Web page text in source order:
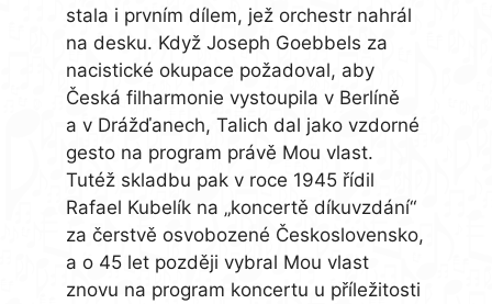
stala i prvním dílem, jež orchestr nahrál
na desku. Když Joseph Goebbels za
nacistické okupace požadoval, aby
Česká filharmonie vystoupila v Berlíně
a v Drážďanech, Talich dal jako vzdorné
gesto na program právě Mou vlast.
Tutéž skladbu pak v roce 1945 řídil
Rafael Kubelík na „koncertě díkuvzdání“
za čerstvě osvobozené Československo,
a o 45 let později vybral Mou vlast
znovu na program koncertu u příležitosti